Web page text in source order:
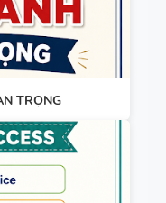
UNIT -
TIẾNG ANH
10 -
SUCCESS -
HỌC KỲ 1 -
CÓ ĐÁP ÁN
TRỌNG